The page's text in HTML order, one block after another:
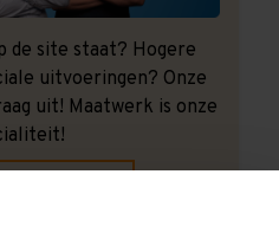
de site staat? Hogere
uitvoeringen? Onze
uit! Maatwerk is onze